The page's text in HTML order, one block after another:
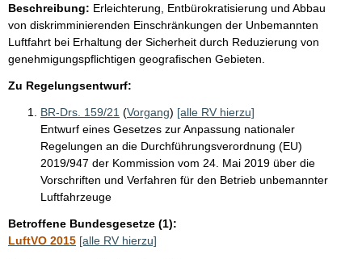
Beschreibung: Erleichterung, Entbürokratisierung und Abbau
von diskrimminierenden Einschränkungen der Unbemannten
Luftfahrt bei Erhaltung der Sicherheit durch Reduzierung von
genehmigungspflichtigen geografischen Gebieten.
Zu Regelungsentwurf:
BR-Drs. 159/21 (Vorgang) [alle RV hierzu]
Entwurf eines Gesetzes zur Anpassung nationaler
Regelungen an die Durchführungsverordnung (EU)
2019/947 der Kommission vom 24. Mai 2019 über die
Vorschriften und Verfahren für den Betrieb unbemannter
Luftfahrzeuge
Betroffene Bundesgesetze (1):
LuftVO 2015 [alle RV hierzu]